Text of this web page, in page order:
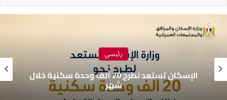
رئيسي
الإسكان تستعد لطرح 20 ألف وحدة سكنية خلال
شهر